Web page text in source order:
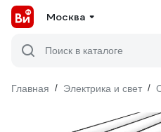
Москва
Поиск в каталоге
Главная / Электрика и свет /